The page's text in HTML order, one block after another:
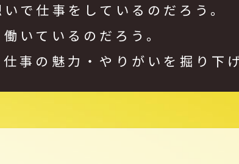
いで仕事をしているのだろう。
いているのだろう。
仕事の魅力・やりがいを掘り下